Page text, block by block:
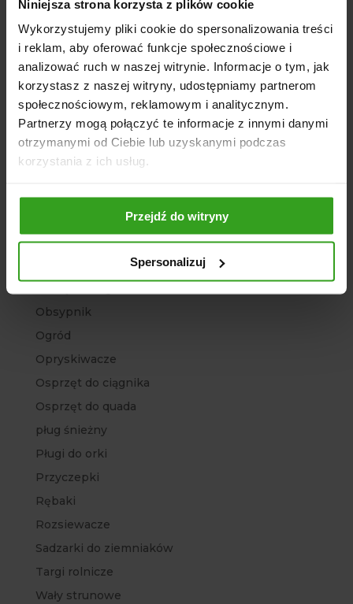
Niniejsza strona korzysta z plików cookie
Wykorzystujemy pliki cookie do spersonalizowania treści
i reklam, aby oferować funkcje społecznościowe i
analizować ruch w naszej witrynie. Informacje o tym, jak
korzystasz z naszej witryny, udostępniamy partnerom
społecznościowym, reklamowym i analitycznym.
Partnerzy mogą połączyć te informacje z innymi danymi
otrzymanymi od Ciebie lub uzyskanymi podczas
korzystania z ich usług.
Przejdź do witryny
Spersonalizuj
Agregat
Agro Sklep
Architektura ogrodowa
Bez kategorii
Brony polowe
Chwastowniki
Głębosze
Kopaczki ciągnikowe
Ładowacze
Maszyny rolnicze
Obsypnik
Ogród
Opryskiwacze
Osprzęt do ciągnika
Osprzęt do quada
pług śnieżny
Pługi do orki
Przyczepki
Rębaki
Rozsiewacze
Sadzarki do ziemniaków
Targi rolnicze
Wały strunowe